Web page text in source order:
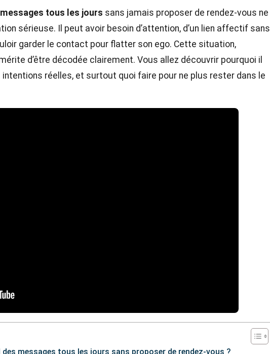
tous les jours sans jamais proposer de rendez-vous ne
sérieuse. Il peut avoir besoin d’attention, d’un lien affectif sans
garder le contact pour flatter son ego. Cette situation,
d’être décodée clairement. Vous allez découvrir pourquoi il
réelles, et surtout quoi faire pour ne plus rester dans le
messages tous les jours sans proposer de rendez-vous ?